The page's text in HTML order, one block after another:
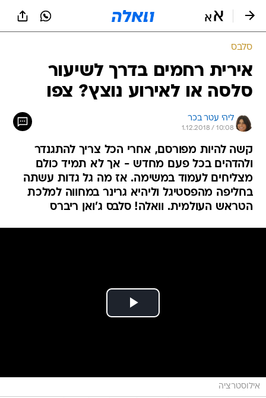
סלבס
אירית רחמים בדרך לשיעור
סלסה או לאירוע נוצץ? צפו
ליהי עטר בכר
1.12.2018 / 10:08
קשה להיות מפורסם, אחרי הכל צריך להתגנדר
ולהדהים בכל פעם מחדש - אך לא תמיד כולם
מצליחים לעמוד במשימה. אז מה גל גדות עשתה
בחליפה מהפסטיגל וליהיא גרינר במחווה למלכת
הטראש העולמית. וואלה! סלבס ג'ואן ריברס
אילוסטרציה